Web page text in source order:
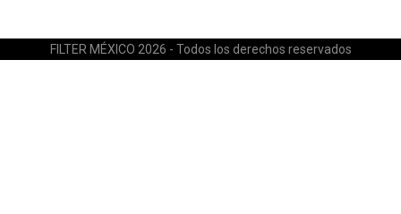
FILTER MÉXICO 2026 - Todos los derechos reservados